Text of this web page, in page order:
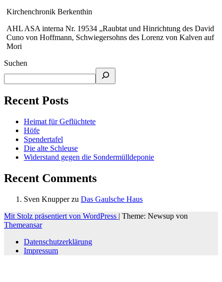
Kirchenchronik Berkenthin
AHL ASA interna Nr. 19534 „Raubtat und Hinrichtung des David
Cuno von Hoffmann, Schwiegersohns des Lorenz von Kalven auf
Mori
Suchen
Recent Posts
Heimat für Geflüchtete
Höfe
Spendertafel
Die alte Schleuse
Widerstand gegen die Sondermülldeponie
Recent Comments
Sven Knupperzu Das Gaulsche Haus
Mit Stolz präsentiert von WordPress | Theme: Newsup von
Themeansar
Datenschutzerklärung
Impressum